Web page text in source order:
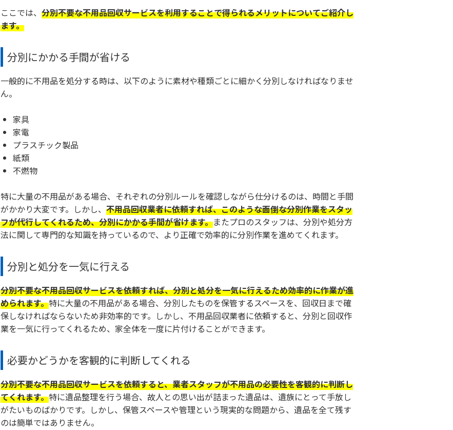
ここでは、 分別不要な不用品回収サービスを利用することで得られるメリットについてご紹介し
ます。
分別にかかる手間が省ける
一般的に不用品を処分する時は、以下のように素材や種類ごとに細かく分別しなければなりませ
ん。
家具
家電
プラスチック製品
紙類
不燃物
特に大量の不用品がある場合、それぞれの分別ルールを確認しながら仕分けるのは、時間と手間
がかかり大変です。しかし、 不用品回収業者に依頼すれば、このような面倒な分別作業をスタッ
フが代行してくれるため、分別にかかる手間が省けます。またプロのスタッフは、分別や処分方
法に関して専門的な知識を持っているので、より正確で効率的に分別作業を進めてくれます。
分別と処分を一気に行える
分別不要な不用品回収サービスを依頼すれば、分別と処分を一気に行えるため効率的に作業が進
められます。特に大量の不用品がある場合、分別したものを保管するスペースを、回収日まで確
保しなければならないため非効率的です。しかし、不用品回収業者に依頼すると、分別と回収作
業を一気に行ってくれるため、家全体を一度に片付けることができます。
必要かどうかを客観的に判断してくれる
分別不要な不用品回収サービスを依頼すると、業者スタッフが不用品の必要性を客観的に判断し
てくれます。特に遺品整理を行う場合、故人との思い出が詰まった遺品は、遺族にとって手放し
がたいものばかりです。しかし、保管スペースや管理という現実的な問題から、遺品を全て残す
のは簡単ではありません。